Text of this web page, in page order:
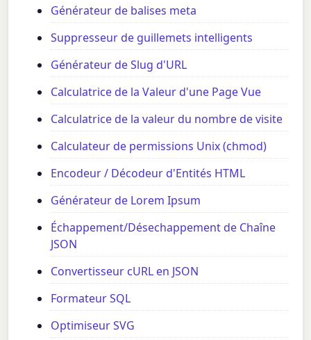
Générateur de balises meta
Suppresseur de guillemets intelligents
Générateur de Slug d'URL
Calculatrice de la Valeur d'une Page Vue
Calculatrice de la valeur du nombre de visite
Calculateur de permissions Unix (chmod)
Encodeur / Décodeur d'Entités HTML
Générateur de Lorem Ipsum
Échappement/Désechappement de Chaîne
JSON
Convertisseur cURL en JSON
Formateur SQL
Optimiseur SVG